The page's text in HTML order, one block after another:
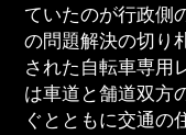
ていたのが行政側
の問題解決の切り
された自転車専用
は車道と舗道双方
ぐとともに交通の